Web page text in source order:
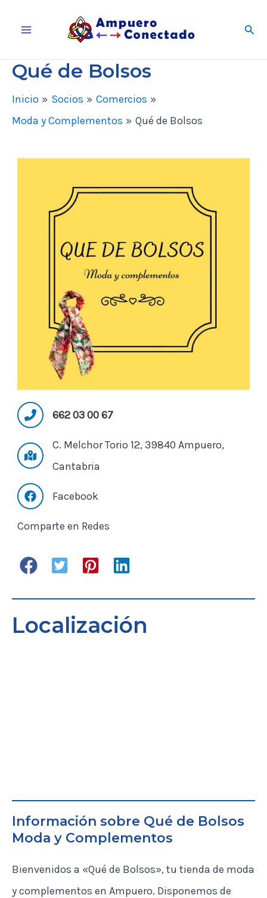
Menu
Qué de Bolsos
Inicio Socios
Comercios
Moda y Complementos
Qué de Bolsos
662 03 00 67
C. Melchor Torio 12, 39840 Ampuero,
Cantabria
Facebook
Comparte en Redes
Localización
Información sobre Qué de Bolsos
Moda y Complementos
Bienvenidos a «Qué de Bolsos», tu tienda de moda
y complementos en Ampuero. Disponemos de